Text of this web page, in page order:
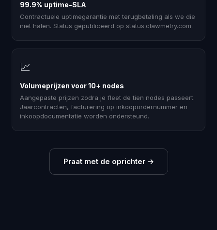
99.9% uptime-SLA
Contractuele uptimegarantie met terugbetaling als we die
niet halen. Status gepubliceerd op status.clawmetry.com.
📈
Volumeprijzen voor 10+ nodes
Aangepaste prijzen zodra je fleet de tien nodes passeert.
Jaarcontracten, facturering op inkoopordernummer en
inkoopdocumentatie worden ondersteund.
Praat met de oprichter→